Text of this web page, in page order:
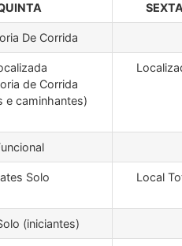
SEXTA
De Corrida
de Corrida
e caminhantes)
Solo Local
(iniciantes)